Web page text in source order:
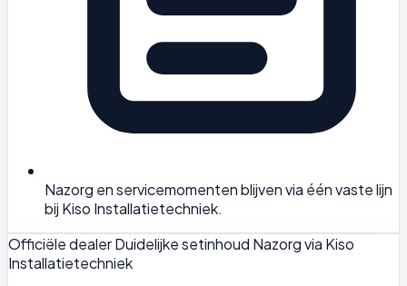
Nazorg en servicemomenten blijven via één vaste lijn
bij Kiso Installatietechniek.
Officiële dealerDuidelijke setinhoud Nazorg via Kiso
Installatietechniek